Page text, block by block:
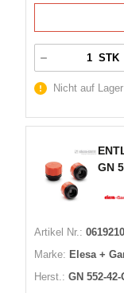
STK
Nicht auf Lager
GN
Artikel Nr.: 0619210
Marke: Elesa +
Herst.: GN 552-42-